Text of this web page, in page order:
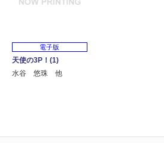
電子版
天使の3P！(1)
水谷 悠珠 他